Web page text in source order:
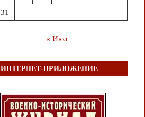
31
« Июл
ИНТЕРНЕТ-ПРИЛОЖЕНИЕ